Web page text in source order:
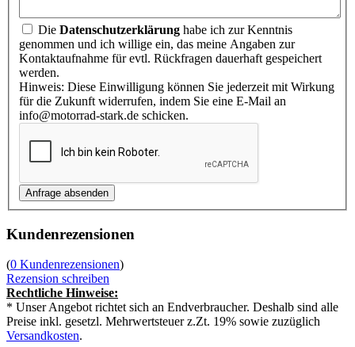
Die Datenschutzerklärung habe ich zur Kenntnis
genommen und ich willige ein, das meine Angaben zur
Kontaktaufnahme für evtl. Rückfragen dauerhaft gespeichert
werden.
Hinweis: Diese Einwilligung können Sie jederzeit mit Wirkung
für die Zukunft widerrufen, indem Sie eine E-Mail an
info@motorrad-stark.de schicken.
Kundenrezensionen
(0 Kundenrezensionen)
Rezension schreiben
Rechtliche Hinweise:
* Unser Angebot richtet sich an Endverbraucher. Deshalb sind alle
Preise inkl. gesetzl. Mehrwertsteuer z.Zt. 19% sowie zuzüglich
Versandkosten.